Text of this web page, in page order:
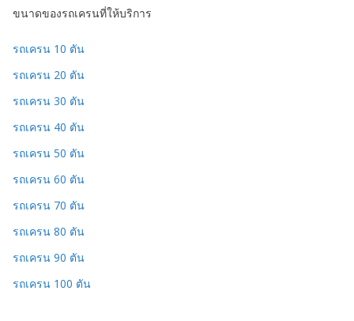
ขนาดของรถเครนที่ให้บริการ
รถเครน 10 ตัน
รถเครน 20 ตัน
รถเครน 30 ตัน
รถเครน 40 ตัน
รถเครน 50 ตัน
รถเครน 60 ตัน
รถเครน 70 ตัน
รถเครน 80 ตัน
รถเครน 90 ตัน
รถเครน 100 ตัน